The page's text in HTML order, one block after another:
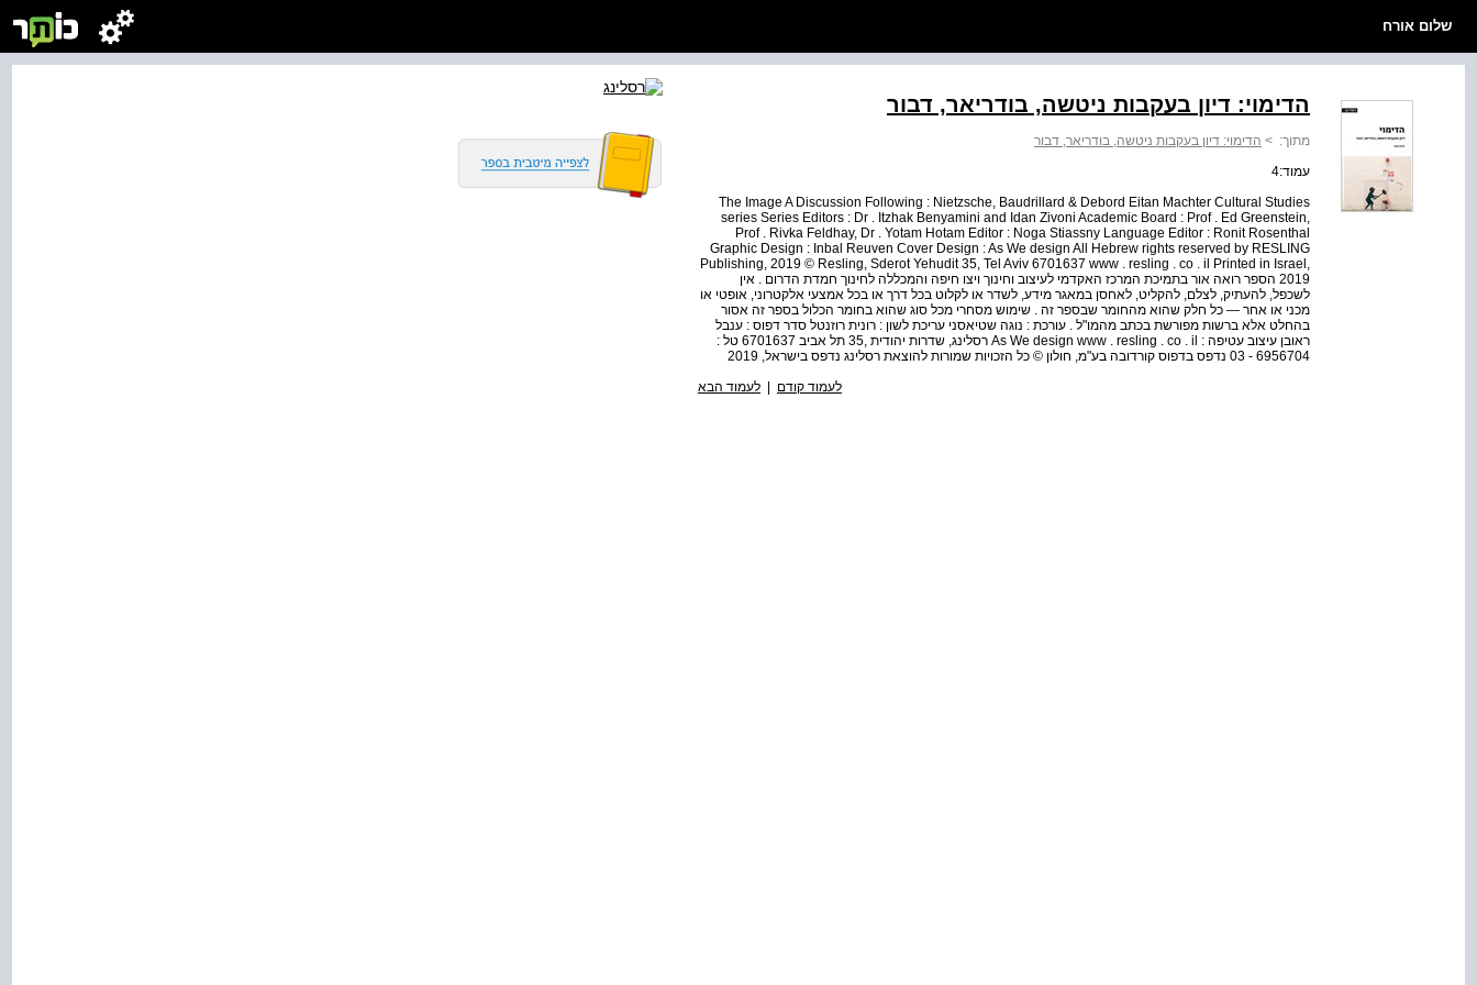
שלום אורח
הדימוי: דיון בעקבות ניטשה, בודריאר, דבור
מתוך: > הדימוי: דיון בעקבות ניטשה, בודריאר, דבור
עמוד:4
The Image A Discussion Following : Nietzsche, Baudrillard & Debord Eitan Machter Cultural Studies
series Series Editors : Dr . Itzhak Benyamini and Idan Zivoni Academic Board : Prof . Ed Greenstein,
Prof . Rivka Feldhay, Dr . Yotam Hotam Editor : Noga Stiassny Language Editor : Ronit Rosenthal
Graphic Design : Inbal Reuven Cover Design : As We design All Hebrew rights reserved by RESLING
Publishing, 2019 © Resling, Sderot Yehudit 35, Tel Aviv 6701637 www . resling . co . il Printed in Israel,
2019 הספר רואה אור בתמיכת המרכז האקדמי לעיצוב וחינוך ויצו חיפה והמכללה לחינוך חמדת הדרום . אין
לשכפל, להעתיק, לצלם, להקליט, לאחסן במאגר מידע, לשדר או לקלוט בכל דרך או בכל אמצעי אלקטרוני, אופטי או
מכני או אחר — כל חלק שהוא מהחומר שבספר זה . שימוש מסחרי מכל סוג שהוא בחומר הכלול בספר זה אסור
בהחלט אלא ברשות מפורשת בכתב מהמו"ל . עורכת : נוגה שטיאסני עריכת לשון : רונית רוזנטל סדר דפוס : ענבל
ראובן עיצוב עטיפה : As We design www . resling . co . il רסלינג, שדרות יהודית ,35 תל אביב 6701637 טל :
6956704 - 03 נדפס בדפוס קורדובה בע"מ, חולון © כל הזכויות שמורות להוצאת רסלינג נדפס בישראל, 2019
לעמוד קודם | לעמוד הבא